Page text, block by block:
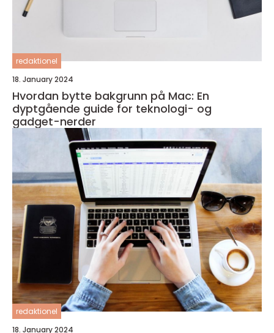
redaktionel
18. January 2024
Hvordan bytte bakgrunn på Mac: En
dyptgående guide for teknologi- og
gadget-nerder
redaktionel
18. January 2024